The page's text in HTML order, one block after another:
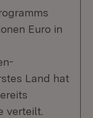
Euro in
Land hat
verteilt.